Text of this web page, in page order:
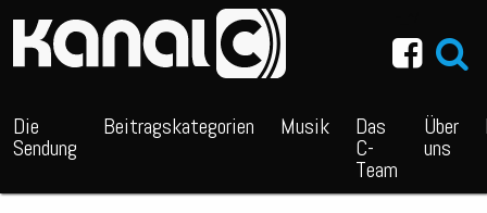
Die
Sendung
Beitragskategorien Musik Das
C-
Team
Über
uns